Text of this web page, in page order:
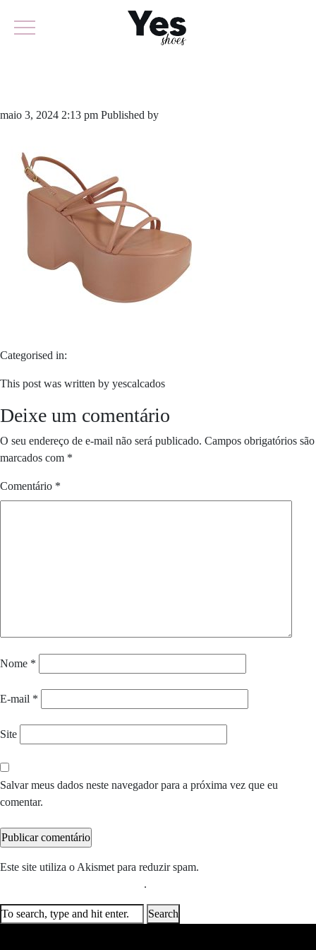
maio 3, 2024 2:13 pm Published by
Categorised in:
This post was written by yescalcados
Deixe um comentário
O seu endereço de e-mail não será publicado. Campos obrigatórios são
marcados com *
Comentário *
Nome *
E-mail *
Site
Salvar meus dados neste navegador para a próxima vez que eu
comentar.
Este site utiliza o Akismet para reduzir spam.
.
Search